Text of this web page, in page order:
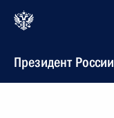
Президент России